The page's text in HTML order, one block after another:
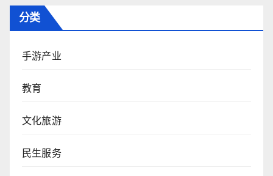
分类
手游产业
教育
文化旅游
民生服务